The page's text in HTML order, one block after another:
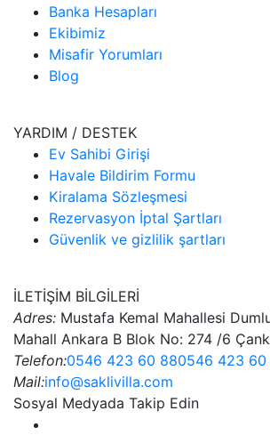
Banka Hesapları
Ekibimiz
Misafir Yorumları
Blog
YARDIM / DESTEK
Ev Sahibi Girişi
Havale Bildirim Formu
Kiralama Sözleşmesi
Rezervasyon İptal Şartları
Güvenlik ve gizlilik şartları
İLETİŞİM BİLGİLERİ
Adres: Mustafa Kemal Mahallesi
Mahall Ankara B Blok No: 274 /6
Telefon:0546 423 60 880546 423 60
Mail:info@saklivilla.com
Sosyal Medyada Takip Edin